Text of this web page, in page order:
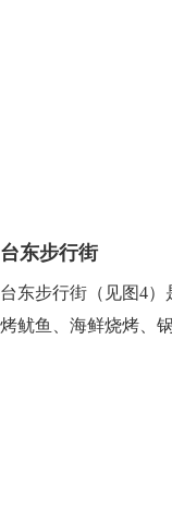
台东步行街
台东步行街（见图4
烤鱿鱼、海鲜烧烤、